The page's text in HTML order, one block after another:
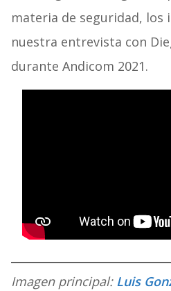
materia de seguridad, los
nuestra entrevista con
durante Andicom 2021.
Imagen principal: Luis